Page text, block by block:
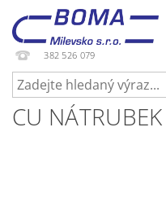
382 526 079
CU